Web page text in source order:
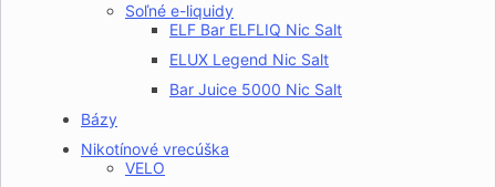
Soľné e-liquidy
ELF Bar ELFLIQ Nic Salt
ELUX Legend Nic Salt
Bar Juice 5000 Nic Salt
Bázy
Nikotínové vrecúška
VELO